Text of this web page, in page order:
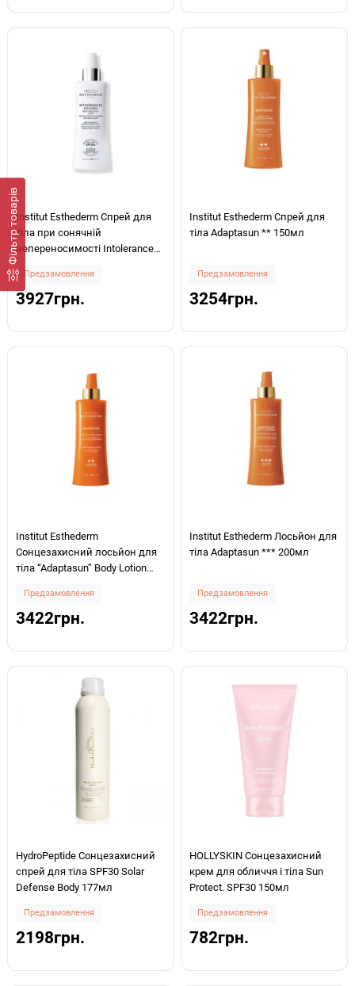
Фiльтр товарівInstitut Esthederm Спрей для
тіла при сонячній
непереносимості Intolerance
SPF50 150мл
Предзамовлення
3927грн.
Institut Esthederm Спрей для
тіла Adaptasun ** 150мл
Предзамовлення
3254грн.
Institut Esthederm
Сонцезахисний лосьйон для
тіла “Adaptasun” Body Lotion
Предзамовлення
3422грн.
Institut Esthederm Лосьйон для
тіла Adaptasun *** 200мл
Предзамовлення
3422грн.
HydroPeptide Сонцезахисний
спрей для тіла SPF30 Solar
Defense Body 177мл
Предзамовлення
2198грн.
HOLLYSKIN Сонцезахисний
крем для обличчя і тіла Sun
Protect. SPF30 150мл
Предзамовлення
782грн.